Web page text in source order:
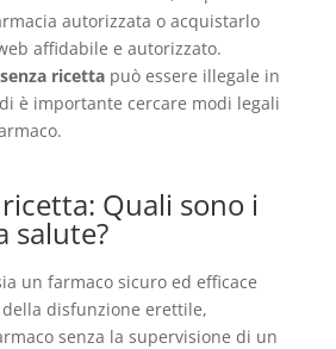
autorizzata o acquistarlo
affidabile e autorizzato.
ricettapuò essere illegale in
è importante cercare modi legali
Quali sono i
salute?
un farmaco sicuro ed efficace
disfunzione erettile,
senza la supervisione di un